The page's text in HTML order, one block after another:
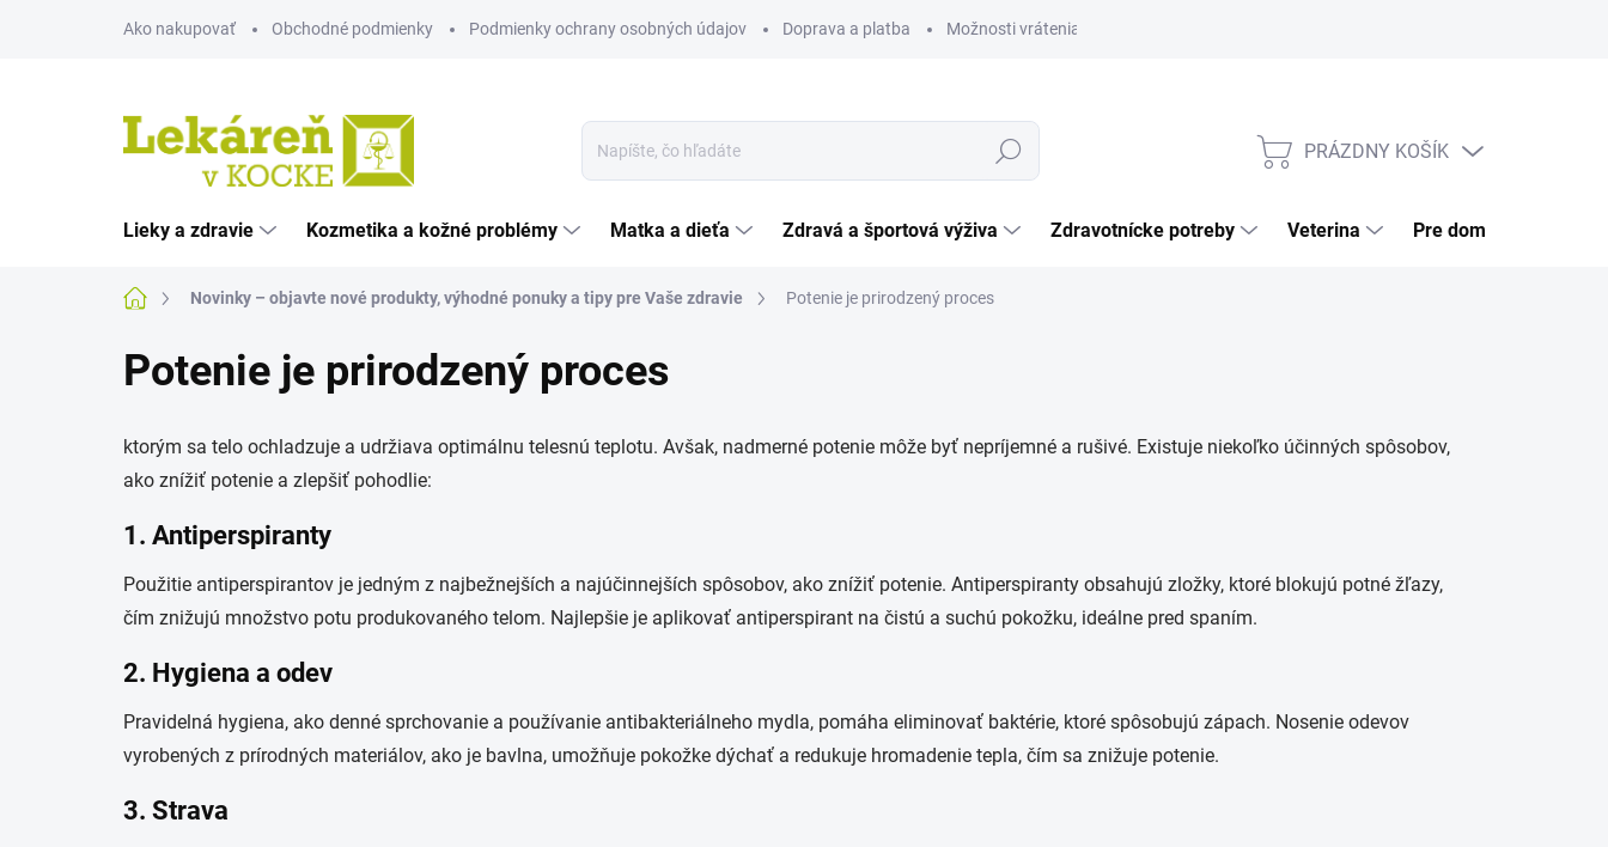
Ako nakupovať Obchodné podmienky Podmienky ochrany osobných údajov Doprava a platba Možnosti vrátenia tovaru
Hľadať
NÁKUPNÝ
PRÁZDNY KOŠÍK
Lieky a zdravie Kozmetika a kožné problémy Matka a dieťa Zdravá a športová výživa Zdravotnícke potreby Veterina Pre domácnosť
DomovNovinky – objavte nové produkty, výhodné ponuky a tipy pre Vaše zdravie Potenie je prirodzený proces
Potenie je prirodzený proces
ktorým sa telo ochladzuje a udržiava optimálnu telesnú teplotu. Avšak, nadmerné potenie môže byť nepríjemné a rušivé. Existuje niekoľko účinných spôsobov,
ako znížiť potenie a zlepšiť pohodlie:
1. Antiperspiranty
Použitie antiperspirantov je jedným z najbežnejších a najúčinnejších spôsobov, ako znížiť potenie. Antiperspiranty obsahujú zložky, ktoré blokujú potné žľazy,
čím znižujú množstvo potu produkovaného telom. Najlepšie je aplikovať antiperspirant na čistú a suchú pokožku, ideálne pred spaním.
2. Hygiena a odev
Pravidelná hygiena, ako denné sprchovanie a používanie antibakteriálneho mydla, pomáha eliminovať baktérie, ktoré spôsobujú zápach. Nosenie odevov
vyrobených z prírodných materiálov, ako je bavlna, umožňuje pokožke dýchať a redukuje hromadenie tepla, čím sa znižuje potenie.
3. Strava